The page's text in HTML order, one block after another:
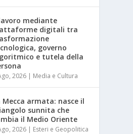
mediante
digitali tra
governo
e tutela della
2026 | Media e Cultura
Mecca armata: nasce il
sunnita che
il Medio Oriente
2026 | Esteri e Geopolitica